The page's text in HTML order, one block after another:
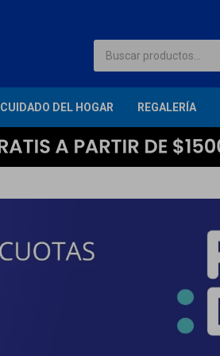
CUIDADO DEL HOGAR REGALERÍA